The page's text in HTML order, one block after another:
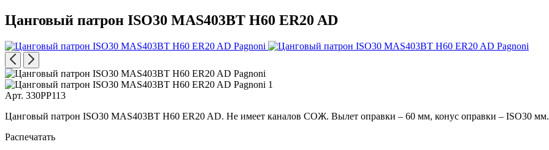
Цанговый патрон ISO30 MAS403BT H60 ER20 AD
Арт. 330PP113
Цанговый патрон ISO30 MAS403BT H60 ER20 AD. Не имеет каналов СОЖ. Вылет оправки – 60 мм, конус оправки – ISO30 мм.
Распечатать